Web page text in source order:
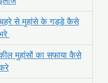
से मुहांसे के गड्डे कैसे
मुहांसों का सफाया कैसे